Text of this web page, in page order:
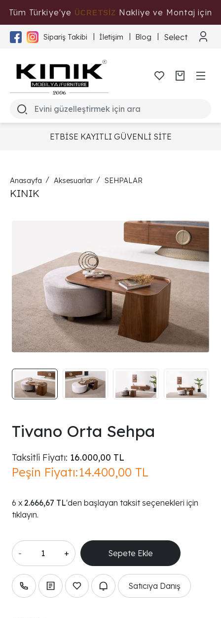
Tüm Türkiye'ye ÜCRETSİZ Nakliye ve Montaj için
Tıklayınız
Sipariş Takibi İletişim Blog Select
ETBİSE KAYITLI GÜVENLİ SİTE
Anasayfa Aksesuarlar SEHPALAR
KINIK
Tivano Orta Sehpa
Taksitli Fiyatı: 16.000,00 TL
Peşin Fiyatı:14.400,00 TL
2.666,67 TL'den başlayan taksit seçenekleri için
tıklayın.
- +
Satıcıya Danış